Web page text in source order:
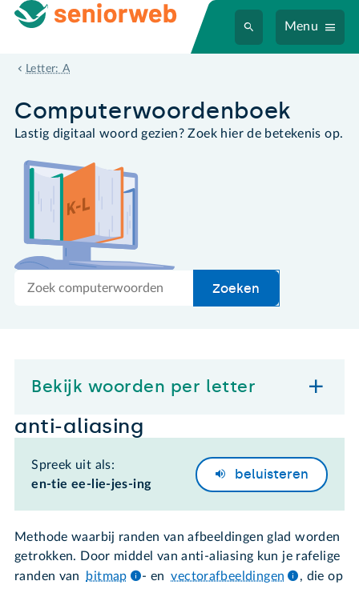
Menu
Letter: A
anti-aliasing
Computer­woordenboek
Lastig digitaal woord gezien? Zoek hier de betekenis op.
Zoek
Zoeken
Bekijk woorden per letter
anti-aliasing
Spreek uit als:
en-tie ee-lie-jes-ing
beluisteren
Methode waarbij randen van afbeeldingen glad worden
getrokken. Door middel van anti-aliasing kun je rafelige
randen van
bitmap - en vectorafbeeldingen
, die op